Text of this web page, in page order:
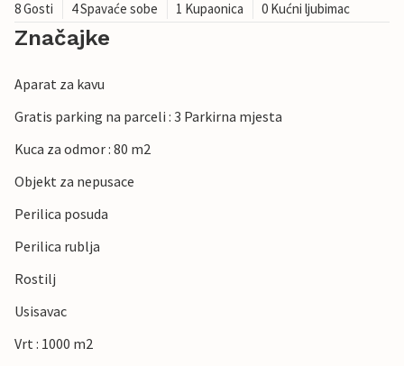
8 Gosti 4 Spavaće sobe 1 Kupaonica 0 Kućni ljubimac
Značajke
Aparat za kavu
Gratis parking na parceli : 3 Parkirna mjesta
Kuca za odmor : 80 m2
Objekt za nepusace
Perilica posuda
Perilica rublja
Rostilj
Usisavac
Vrt : 1000 m2